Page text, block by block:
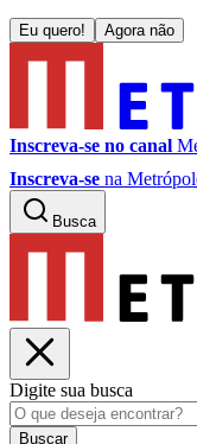
Eu quero! Agora não
Inscreva-se no canal
Inscreva-se na
Busca
Digite sua busca
Buscar